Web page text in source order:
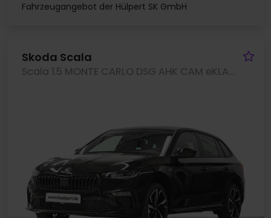
Fahrzeugangebot der Hülpert SK GmbH
Skoda Scala
Scala 1.5 MONTE CARLO DSG AHK CAM eKLAPPE NAVI